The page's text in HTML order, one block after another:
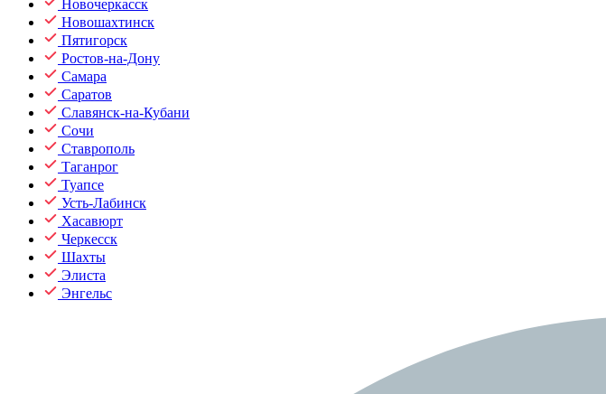
Новочеркасск
Новошахтинск
Пятигорск
Ростов-на-Дону
Самара
Саратов
Славянск-на-Кубани
Сочи
Ставрополь
Таганрог
Туапсе
Усть-Лабинск
Хасавюрт
Черкесск
Шахты
Элиста
Энгельс